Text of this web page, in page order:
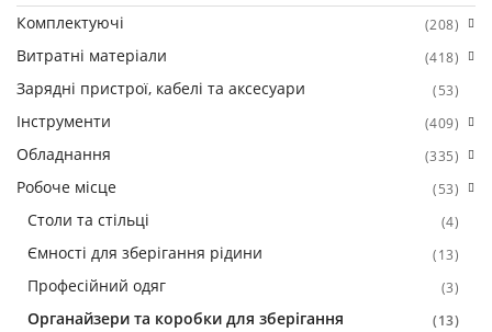
Комплектуючі (208)
Витратні матеріали (418)
Зарядні пристрої, кабелі та аксесуари (53)
Інструменти (409)
Обладнання (335)
Робоче місце (53)
Столи та стільці (4)
Ємності для зберігання рідини (13)
Професійний одяг (3)
Органайзери та коробки для зберігання (13)